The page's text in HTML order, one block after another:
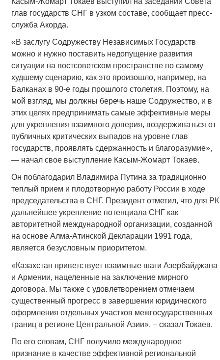
глав государств СНГ в узком составе, сообщает пресс-
служба Акорда.
«В заслугу Содружеству Независимых Государств
можно и нужно поставить недопущение развития
ситуации на постсоветском пространстве по самому
худшему сценарию, как это произошло, например, на
Балканах в 90-е годы прошлого столетия. Поэтому, на
мой взгляд, мы должны беречь наше Содружество, и в
этих целях предпринимать самые эффективные меры
для укрепления взаимного доверия, воздерживаться от
публичных критических выпадов на уровне глав
государств, проявлять сдержанность и благоразумие»,
— начал свое выступление Касым-Жомарт Токаев.
Он поблагодарил Владимира Путина за традиционно
теплый прием и плодотворную работу России в ходе
председательства в СНГ. Президент отметил, что для РК
дальнейшее укрепление потенциала СНГ как
авторитетной международной организации, созданной
на основе Алма-Атинской Декларации 1991 года,
является безусловным приоритетом.
«Казахстан приветствует взаимные шаги Азербайджана
и Армении, нацеленные на заключение мирного
договора. Мы также с удовлетворением отмечаем
существенный прогресс в завершении юридического
оформления отдельных участков межгосударственных
границ в регионе Центральной Азии», – сказал Токаев.
По его словам, СНГ получило международное
признание в качестве эффективной региональной